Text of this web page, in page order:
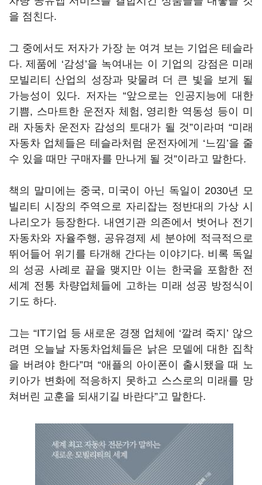
을 점친다.
그 중에서도 저자가 가장 눈 여겨 보는 기업은 테슬라
다. 제품에 ‘감성’을 녹여내는 이 기업의 강점은 미래
모빌리티 산업의 성장과 맞물려 더 큰 빛을 보게 될
가능성이 있다. 저자는 “앞으로는 인공지능에 대한
기쁨, 스마트한 운전자 체험, 영리한 역동성 등이 미
래 자동차 운전자 감성의 토대가 될 것”이라며 “미래
자동차 업체들은 테슬라처럼 운전자에게 ‘느낌’을 줄
수 있을 때만 구매자를 만나게 될 것”이라고 말한다.
책의 말미에는 중국, 미국이 아닌 독일이 2030년 모
빌리티 시장의 주역으로 자리잡는 정반대의 가상 시
나리오가 등장한다. 내연기관 의존에서 벗어나 전기
자동차와 자율주행, 공유경제 세 분야에 적극적으로
뛰어들어 위기를 타개해 간다는 이야기다. 비록 독일
의 성공 사례로 끝을 맺지만 이는 한국을 포함한 전
세계 전통 차량업체들에 고하는 미래 성공 방정식이
기도 하다.
그는 “IT기업 등 새로운 경쟁 업체에 ‘깔려 죽지’ 않으
려면 오늘날 자동차업체들은 낡은 모델에 대한 집착
을 버려야 한다”며 “애플의 아이폰이 출시됐을 때 노
키아가 변화에 적응하지 못하고 스스로의 미래를 망
쳐버린 교훈을 되새기길 바란다”고 말한다.